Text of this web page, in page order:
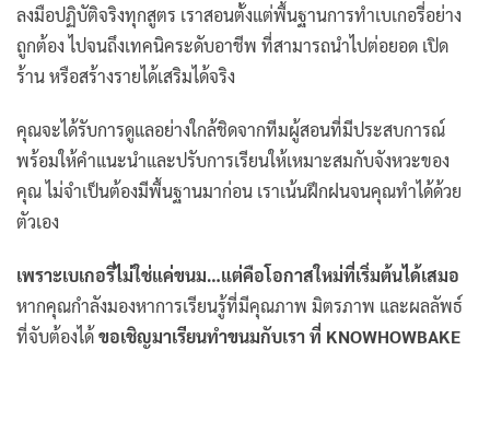
ลงมือปฏิบัติจริงทุกสูตร เราสอนตั้งแต่พื้นฐานการทำเบเกอรี่อย่าง
ถูกต้อง ไปจนถึงเทคนิคระดับอาชีพ ที่สามารถนำไปต่อยอด เปิด
ร้าน หรือสร้างรายได้เสริมได้จริง
คุณจะได้รับการดูแลอย่างใกล้ชิดจากทีมผู้สอนที่มีประสบการณ์
พร้อมให้คำแนะนำและปรับการเรียนให้เหมาะสมกับจังหวะของ
คุณ ไม่จำเป็นต้องมีพื้นฐานมาก่อน เราเน้นฝึกฝนจนคุณทำได้ด้วย
ตัวเอง
เพราะเบเกอรี่ไม่ใช่แค่ขนม…แต่คือโอกาสใหม่ที่เริ่มต้นได้เสมอ
หากคุณกำลังมองหาการเรียนรู้ที่มีคุณภาพ มิตรภาพ และผลลัพธ์
ที่จับต้องได้ขอเชิญมาเรียนทำขนมกับเรา ที่ KNOWHOWBAKE